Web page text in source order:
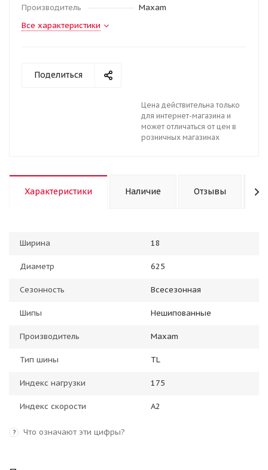
Производитель
Maxam
Все характеристики
Поделиться
Цена действительна только
для интернет-магазина и
может отличаться от цен в
розничных магазинах
Характеристики Наличие Отзывы
Ширина 18
Диаметр 625
Сезонность Всесезонная
Шипы Нешипованные
Производитель Maxam
Тип шины TL
Индекс нагрузки 175
Индекс скорости A2
? Что означают эти цифры?